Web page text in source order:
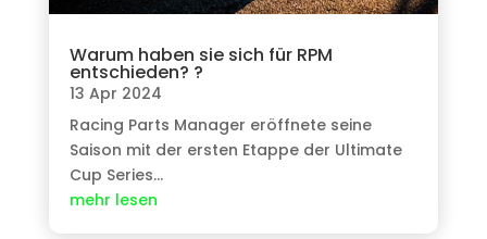
Warum haben sie sich für RPM
entschieden? ?
13 Apr 2024
Racing Parts Manager eröffnete seine
Saison mit der ersten Etappe der Ultimate
Cup Series…
mehr lesen